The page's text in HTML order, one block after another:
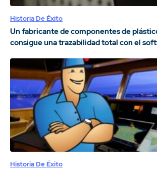
Historia De Éxito
Un fabricante de componentes de
consigue una trazabilidad total con el
Historia De Éxito